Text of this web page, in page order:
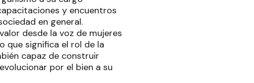
y encuentros
en general.
desde la voz de mujeres
que significa el rol de la
capaz de construir
por el bien a su